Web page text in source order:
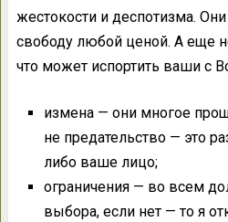
жестокости и деспотизма.
свободу любой ценой. А еще
что может испортить ваши с
измена — они многое
не предательство — это
либо ваше лицо;
ограничения — во всем
выбора, если нет — то я